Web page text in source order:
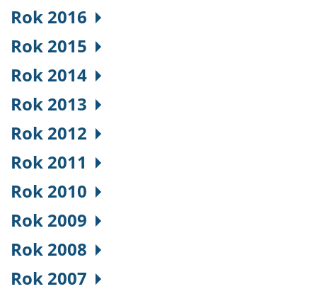
Rok 2016
Rok 2015
Rok 2014
Rok 2013
Rok 2012
Rok 2011
Rok 2010
Rok 2009
Rok 2008
Rok 2007